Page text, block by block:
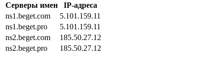
Серверы имен
IP-адреса
ns1.beget.com
5.101.159.11
ns1.beget.pro
5.101.159.11
ns2.beget.com
185.50.27.12
ns2.beget.pro
185.50.27.12